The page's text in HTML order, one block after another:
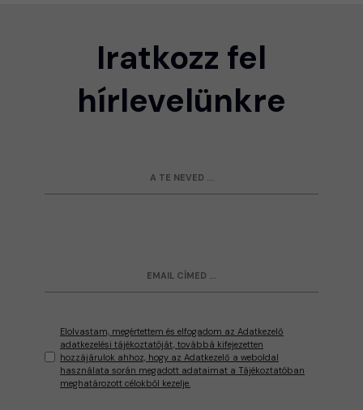
Iratkozz fel
hírlevelünkre
Elolvastam, megértettem és elfogadom az Adatkezelő
adatkezelési tájékoztatóját, továbbá kifejezetten
hozzájárulok ahhoz, hogy az Adatkezelő a weboldal
használata során megadott adataimat a Tájékoztatóban
meghatározott célokból kezelje.